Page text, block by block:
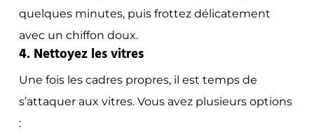
quelques minutes, puis frottez délicatement
avec un chiffon doux.
4. Nettoyez les vitres
Une fois les cadres propres, il est temps de
s’attaquer aux vitres. Vous avez plusieurs options
: